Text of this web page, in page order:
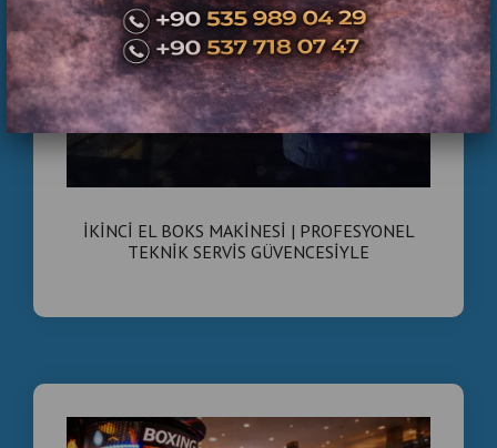
Türkiye Üretimi Boks
Makineleri ile Amazon
Arasındaki Fark
olarak İstanbul’da:
Fabrika üretimi
Duman efektli, LED’li, yeni nesil boks makineleri
Teknik destek + yedek parça
Amazon vs Türkiye Üretimi
Karşılaştırma
İKİNCİ EL BOKS MAKİNESİ | PROFESYONEL
TEKNİK SERVİS GÜVENCESİYLE